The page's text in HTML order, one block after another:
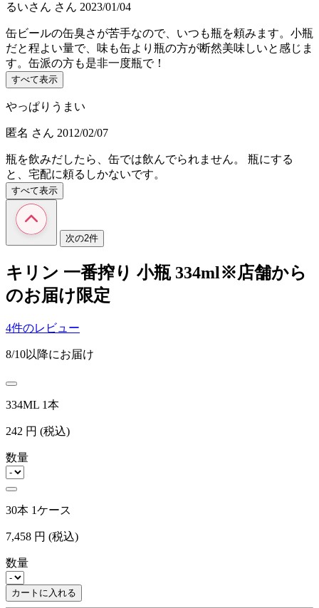
るいさん さん 2023/01/04
缶ビールの缶臭さが苦手なので、いつも瓶を頼みます。小瓶
だと程よい量で、味も缶より瓶の方が断然美味しいと感じま
す。缶派の方も是非一度瓶で！
すべて表示
やっぱりうまい
匿名 さん 2012/02/07
瓶を飲みだしたら、缶では飲んでられません。 瓶にする
と、宅配に頼るしかないです。
すべて表示
次の2件
キリン 一番搾り 小瓶 334ml※店舗から
のお届け限定
4件のレビュー
8/10以降にお届け
334ML 1本
242 円 (税込)
数量
30本 1ケース
7,458 円 (税込)
数量
カートに入れる